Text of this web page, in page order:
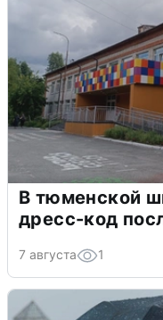
В тюменской
дресс-код
7 августа 1